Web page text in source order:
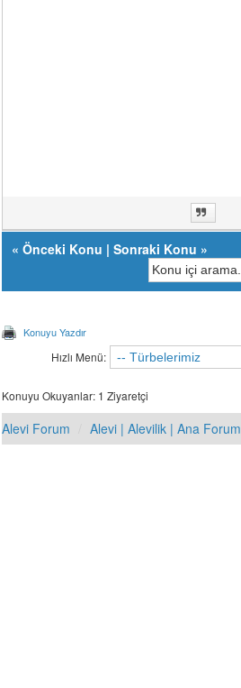
«Önceki Konu |Sonraki Konu »
Konuyu Yazdır
Hızlı Menü:
Konuyu Okuyanlar: 1 Ziyaretçi
Alevi Forum Alevi | Alevilik | Ana Forum